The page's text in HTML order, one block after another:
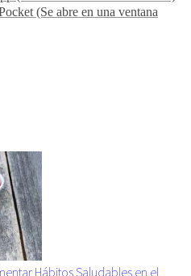
(Se abre en una ventana
Hábitos Saludables en el